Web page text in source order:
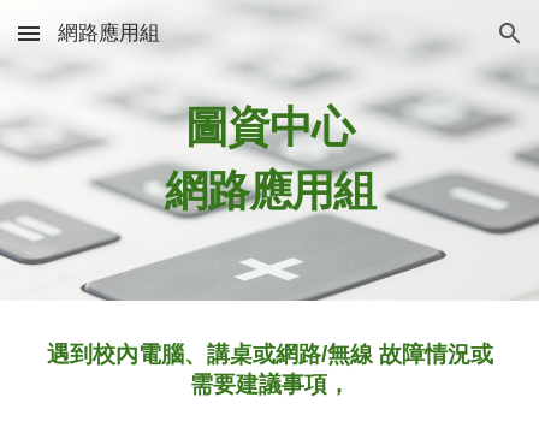
Skip to main content Skip to navigation
網路應用組
圖資中心
網路應用組
遇到校內電腦、講桌或網路/無線 故障情況或
需要建議事項，